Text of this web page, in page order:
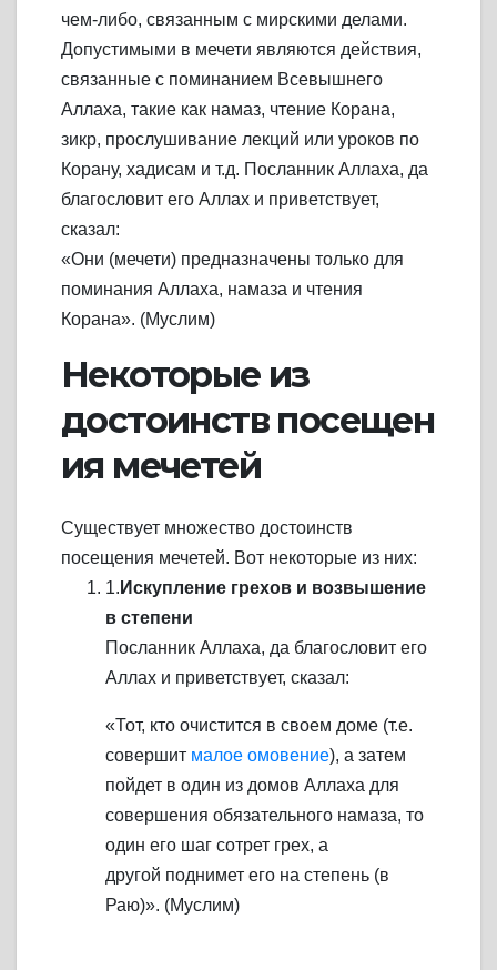
чем-либо, связанным с мирскими делами.
Допустимыми в мечети являются действия,
связанные с поминанием Всевышнего
Аллаха, такие как намаз, чтение Корана,
зикр, прослушивание лекций или уроков по
Корану, хадисам и т.д. Посланник Аллаха, да
благословит его Аллах и приветствует,
сказал:
«Они (мечети) предназначены только для
поминания Аллаха, намаза и чтения
Корана». (Муслим)
Некоторые из
достоинств посещен
ия мечетей
Существует множество достоинств
посещения мечетей. Вот некоторые из них:
1. Искупление грехов и возвышение
в степени
Посланник Аллаха, да благословит его
Аллах и приветствует, сказал:
«Тот, кто очистится в своем доме (т.е.
совершит малое омовение), а затем
пойдет в один из домов Аллаха для
совершения обязательного намаза, то
один его шаг сотрет грех, а
другой поднимет его на степень (в
Раю)». (Муслим)